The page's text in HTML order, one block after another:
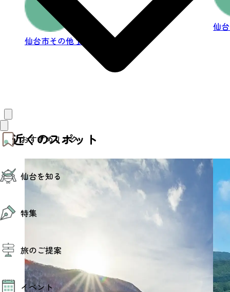
おすすめリンク
仙台夜時間
モデルコース
エリアガイド
お得なチケット
仙台を知る
エリアガイド
仙台から行く東北周遊旅
伝統的工芸品
特集
夜時間トピックス
旅のご提案
モデルコース
AIおまかせコース
イベント
仙台市その他食
仙
近くのスポット